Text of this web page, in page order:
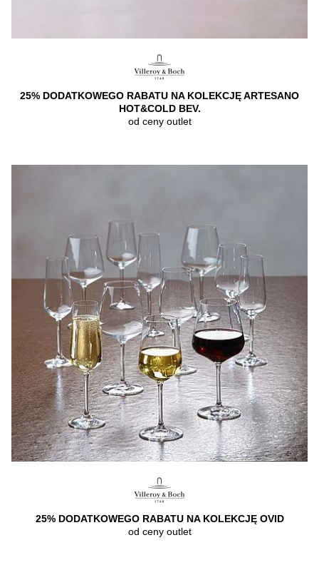
25% DODATKOWEGO RABATU NA KOLEKCJĘ ARTESANO
HOT&COLD BEV.
od ceny outlet
25% DODATKOWEGO RABATU NA KOLEKCJĘ OVID
od ceny outlet